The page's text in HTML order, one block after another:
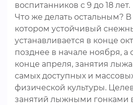
воспитанников с 9 до 18 лет.
Что же делать остальным?
котором устойчивый
устанавливается в конце
позднее в начале ноября, а
конце апреля, занятия
самых доступных и
физической культуры.
занятий лыжными гонками